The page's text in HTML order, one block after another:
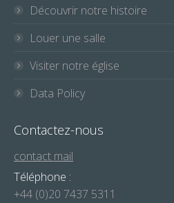
Découvrir notre histoire
Louer une salle
Visiter notre église
Data Policy
Contactez-nous
contact mail
Téléphone :
+44 (0)20 7437 5311